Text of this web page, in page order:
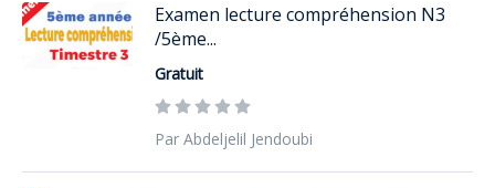
Examen lecture compréhension N3
/5ème...
Gratuit
Par Abdeljelil Jendoubi